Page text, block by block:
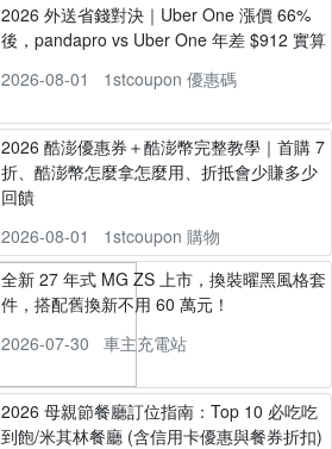
2026 外送省錢對決｜Uber One 漲價 66%
後，pandapro vs Uber One 年差 $912 實算
2026-08-01
1stcoupon 優惠碼
2026 酷澎優惠券＋酷澎幣完整教學｜首購 7
折、酷澎幣怎麼拿怎麼用、折抵會少賺多少
回饋
2026-08-01
1stcoupon 購物
全新 27 年式 MG ZS 上市，換裝曜黑風格套
件，搭配舊換新不用 60 萬元！
2026-07-30
車主充電站
2026 母親節餐廳訂位指南：Top 10 必吃吃
到飽/米其林餐廳 (含信用卡優惠與餐券折扣)